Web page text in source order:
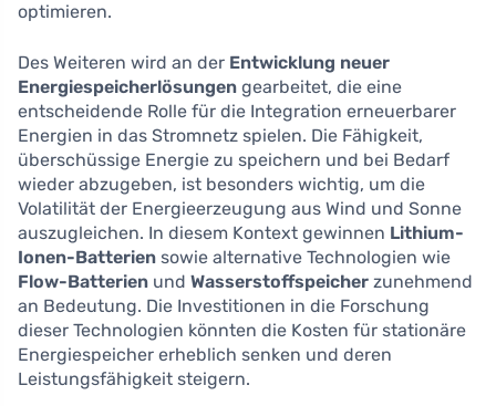
optimieren.
Des Weiteren wird an der Entwicklung neuer
Energiespeicherlösungen gearbeitet, die eine
entscheidende Rolle für die Integration erneuerbarer
Energien in das Stromnetz spielen. Die Fähigkeit,
überschüssige Energie zu speichern und bei Bedarf
wieder abzugeben, ist besonders wichtig, um die
Volatilität der Energieerzeugung aus Wind und Sonne
auszugleichen. In diesem Kontext gewinnen Lithium-
Ionen-Batterien sowie alternative Technologien wie
Flow-Batterien und Wasserstoffspeicher zunehmend
an Bedeutung. Die Investitionen in die Forschung
dieser Technologien könnten die Kosten für stationäre
Energiespeicher erheblich senken und deren
Leistungsfähigkeit steigern.